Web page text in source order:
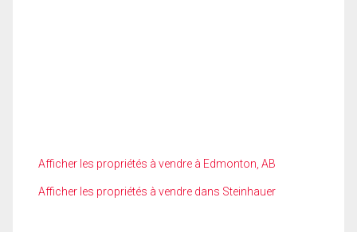
Afficher les propriétés à vendre à Edmonton, AB
Afficher les propriétés à vendre dans Steinhauer